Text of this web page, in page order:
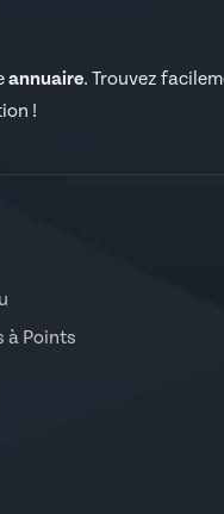
annuaire. Trouvez
!
à Points